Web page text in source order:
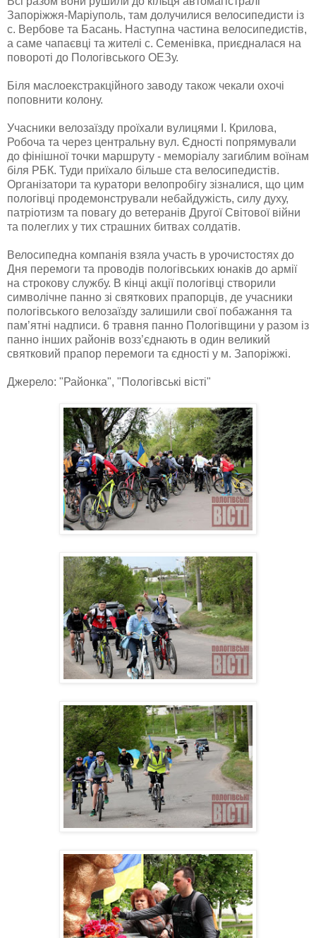
Запоріжжя-Маріуполь, там долучилися велосипедисти із
с. Вербове та Басань. Наступна частина велосипедистів,
а саме чапаєвці та жителі с. Семенівка, приєдналася на
повороті до Пологівського ОЕЗу.
Біля маслоекстракційного заводу також чекали охочі
поповнити колону.
Учасники велозаїзду проїхали вулицями І. Крилова,
Робоча та через центральну вул. Єдності попрямували
до фінішної точки маршруту - меморіалу загиблим воїнам
біля РБК. Туди приїхало більше ста велосипедистів.
Організатори та куратори велопробігу зізналися, що цим
пологівці продемонстрували небайдужість, силу духу,
патріотизм та повагу до ветеранів Другої Світової війни
та полеглих у тих страшних битвах солдатів.
Велосипедна компанія взяла участь в урочистостях до
Дня перемоги та проводів пологівських юнаків до армії
на строкову службу. В кінці акції пологівці створили
символічне панно зі святкових прапорців, де учасники
пологівського велозаїзду залишили свої побажання та
пам’ятні надписи. 6 травня панно Пологівщини у разом із
панно інших районів возз’єднають в один великий
святковий прапор перемоги та єдності у м. Запоріжжі.
Джерело: "Районка", "Пологівські вісті"